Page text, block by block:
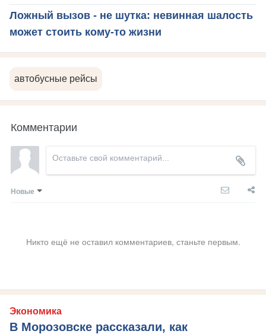
Ложный вызов - не шутка: невинная шалость
может стоить кому-то жизни
автобусные рейсы
Комментарии
Новые
Никто ещё не оставил комментариев, станьте первым.
Экономика
В Морозовске рассказали, как